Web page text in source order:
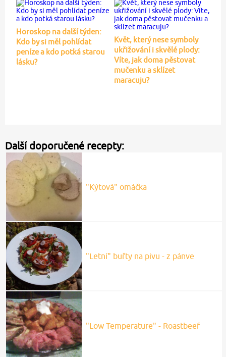
Horoskop na další týden:
Kdo by si měl pohlídat
peníze a kdo potká starou
lásku?
Květ, který nese symboly
ukřižování i skvělé plody:
Víte, jak doma pěstovat
mučenku a sklízet
maracuju?
Další doporučené recepty:
"Kýtová" omáčka
"Letní" buřty na pivu - z pánve
"Low Temperature" - Roastbeef